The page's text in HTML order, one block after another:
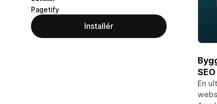
Pagetify
Installér
En